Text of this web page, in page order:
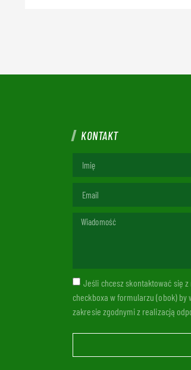
KONTAKT
Jeśli chcesz skontaktować się
checkboxa w formularzu (obok)
zakresie zgodnymi z realizacją